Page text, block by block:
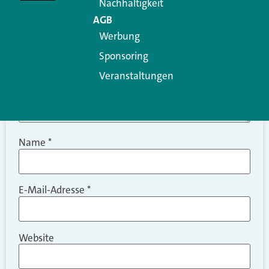
Name *
E-Mail-Adresse *
Website
Nachhaltigkeit
AGB
Werbung
Sponsoring
Veranstaltungen